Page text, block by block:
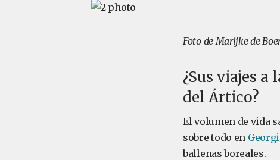
Foto de Marijke de
¿Sus viajes
del Ártico?
El volumen de vida
sobre todo en
ballenas boreales.